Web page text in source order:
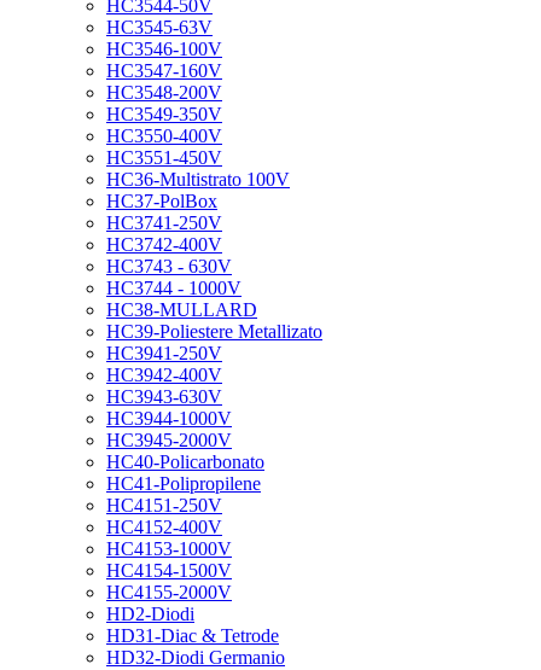
HC3544-50V
HC3545-63V
HC3546-100V
HC3547-160V
HC3548-200V
HC3549-350V
HC3550-400V
HC3551-450V
HC36-Multistrato 100V
HC37-PolBox
HC3741-250V
HC3742-400V
HC3743 - 630V
HC3744 - 1000V
HC38-MULLARD
HC39-Poliestere Metallizato
HC3941-250V
HC3942-400V
HC3943-630V
HC3944-1000V
HC3945-2000V
HC40-Policarbonato
HC41-Polipropilene
HC4151-250V
HC4152-400V
HC4153-1000V
HC4154-1500V
HC4155-2000V
HD2-Diodi
HD31-Diac & Tetrode
HD32-Diodi Germanio